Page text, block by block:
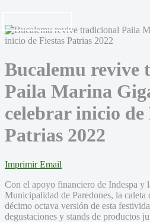
Bucalemu revive
Paila Marina
celebrar inicio de
Patrias 2022
Imprimir Email
Con el apoyo financiero de Indespa y
Municipalidad de Paredones, la caleta
décimo octava versión de esta
degustaciones y stands de productos